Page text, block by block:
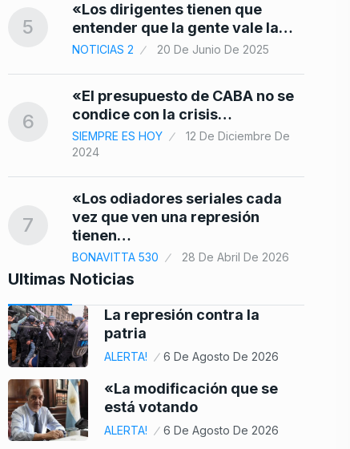
5
«Los dirigentes tienen que
entender que la gente vale la…
NOTICIAS 2 20 De Junio De 2025
6
«El presupuesto de CABA no se
condice con la crisis…
SIEMPRE ES HOY
12 De Diciembre De
2024
7
«Los odiadores seriales cada
vez que ven una represión
tienen…
BONAVITTA 530 28 De Abril De 2026
Ultimas Noticias
La represión contra la
patria
ALERTA! 6 De Agosto De 2026
«La modificación que se
está votando
ALERTA! 6 De Agosto De 2026